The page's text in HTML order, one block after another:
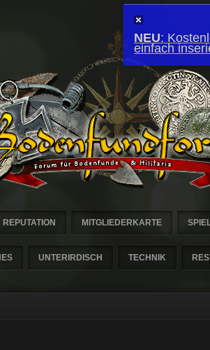
REPUTATION MITGLIEDERKARTE
UNTERIRDISCH TECHNIK
NEU:
einfach